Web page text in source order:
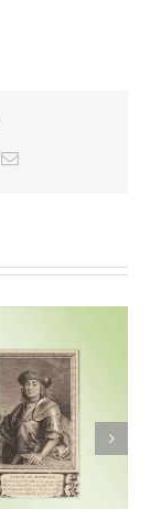
Correo
Aventura veneciana y
otros cuentos